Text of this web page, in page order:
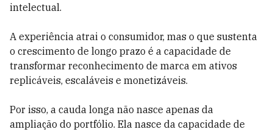
intelectual.
A experiência atrai o consumidor, mas o que sustenta
o crescimento de longo prazo é a capacidade de
transformar reconhecimento de marca em ativos
replicáveis, escaláveis e monetizáveis.
Por isso, a cauda longa não nasce apenas da
ampliação do portfólio. Ela nasce da capacidade de